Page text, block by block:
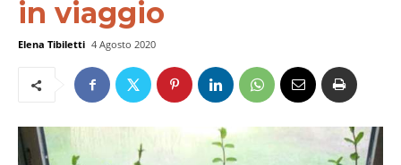
in viaggio
Elena Tibiletti 4 Agosto 2020